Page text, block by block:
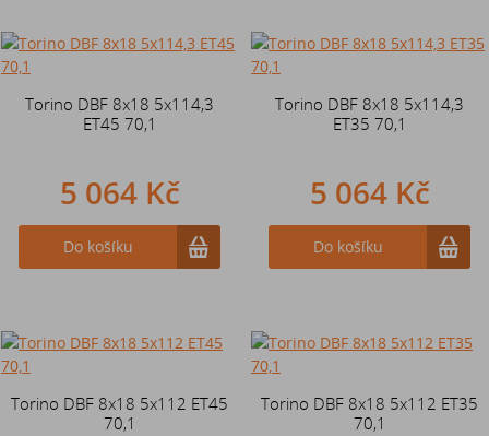
Torino DBF 8x18 5x114,3
ET45 70,1
5 064 Kč
Do košíku
Torino DBF 8x18 5x114,3
ET35 70,1
5 064 Kč
Do košíku
Torino DBF 8x18 5x112 ET45
70,1
Torino DBF 8x18 5x112 ET35
70,1